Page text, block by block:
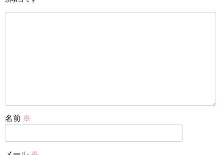
名前 ※